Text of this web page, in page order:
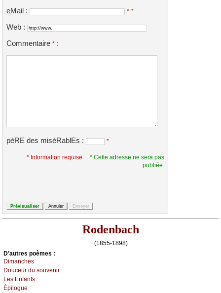
eMail : * *
Web :
Commentaire * :
pèRE des miséRablEs : *
* Information requise.
* Cette adresse ne sera pas
publiée.
Rodenbach
(1855-1898)
D’autrеs pоèmеs :
Dimаnсhеs
Dоuсеur du sоuvеnir
Lеs Εnfаnts
Épilоguе